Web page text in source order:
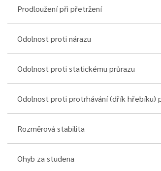
Prodloužení při přetržení
Odolnost proti nárazu
Odolnost proti statickému průrazu
Odolnost proti protrhávání (dřík hřebíku)
Rozměrová stabilita
Ohyb za studena